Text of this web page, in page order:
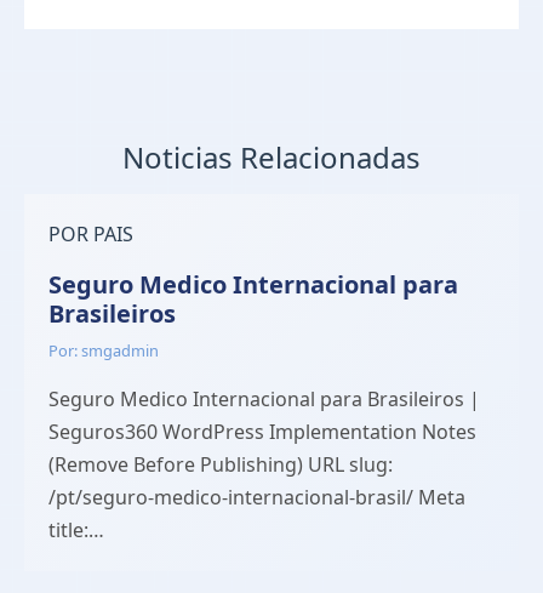
Noticias Relacionadas
POR PAIS
Seguro Medico Internacional para
Brasileiros
Por: smgadmin
Seguro Medico Internacional para Brasileiros |
Seguros360 WordPress Implementation Notes
(Remove Before Publishing) URL slug:
/pt/seguro-medico-internacional-brasil/ Meta
title:…